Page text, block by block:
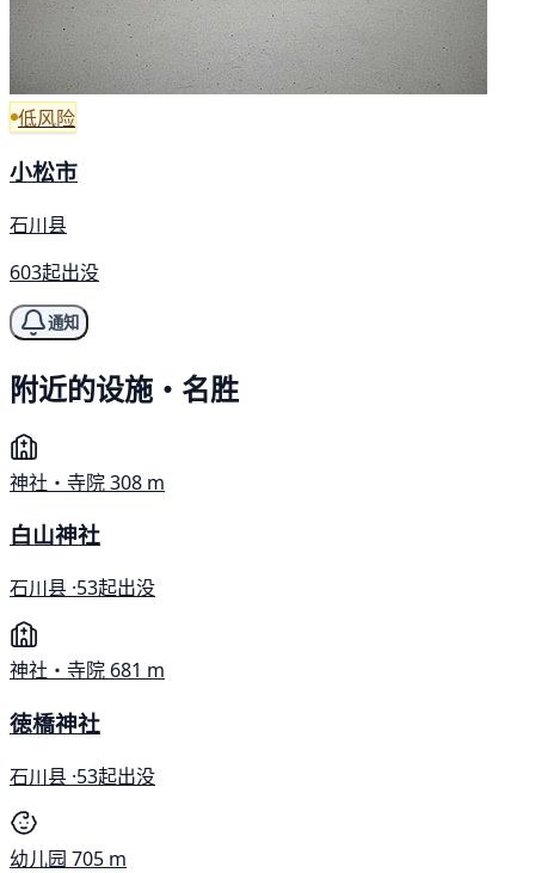
低风险
小松市
石川县
603起出没
通知
附近的设施・名胜
神社・寺院308 m
白山神社
石川县 ·53起出没
神社・寺院 681 m
徳橋神社
石川县 ·53起出没
幼儿园 705 m